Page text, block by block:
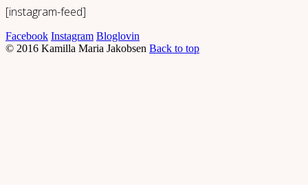
[instagram-feed]
Facebook Instagram Bloglovin
© 2016 Kamilla Maria Jakobsen Back to top